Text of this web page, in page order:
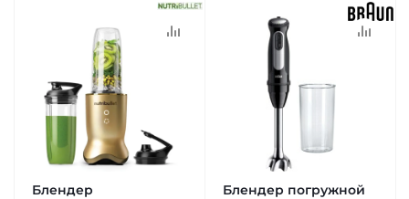
Блендер
Блендер погружной